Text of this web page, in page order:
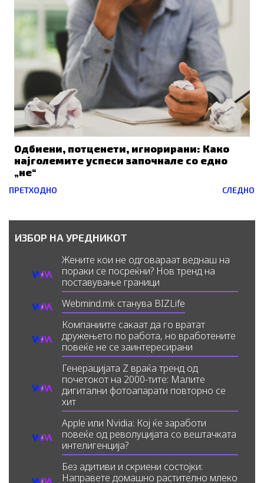
Одбиени, потценети, игнорирани: Како
најголемите успеси започнале со едно
„не“
Prev
ПРЕТХОДНО СЛЕДНО
ИЗБОР НА УРЕДНИКОТ
Жените кои не одговараат веднаш на
пораки се посреќни? Нов тренд на
поставување граници
Webmind.mk станува BIZLife
Компаниите сакаат да го вратат
дружењето по работа, но вработените
повеќе не се заинтересирани
Генерацијата Z враќа тренд од
почетокот на 2000-тите: Малите
дигитални фотоапарати повторно се
хит
Apple или Nvidia: Кој ќе заработи
повеќе од револуцијата со вештачката
интелигенција?
Без адитиви и скриени состојки:
Направете домашно растително млеко